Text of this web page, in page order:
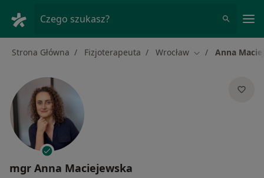
Czego szukasz?
Strona Główna Fizjoterapeuta Wrocław Zmień miasto
Anna
mgr Anna Maciejewska